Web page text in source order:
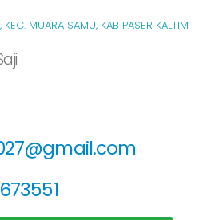
MUARA SAMU, KAB PASER KALTIM